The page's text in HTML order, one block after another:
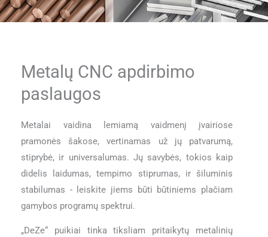
Metalų CNC apdirbimo
paslaugos
Metalai vaidina lemiamą vaidmenį įvairiose
pramonės šakose, vertinamas už jų patvarumą,
stiprybė, ir universalumas. Jų savybės, tokios kaip
didelis laidumas, tempimo stiprumas, ir šiluminis
stabilumas - leiskite jiems būti būtiniems plačiam
gamybos programų spektrui.
„DeZe“ puikiai tinka tiksliam pritaikytų metalinių